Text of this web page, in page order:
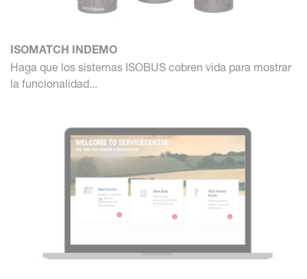
ISOMATCH INDEMO
Haga que los sistemas ISOBUS cobren vida para mostrar
la funcionalidad...